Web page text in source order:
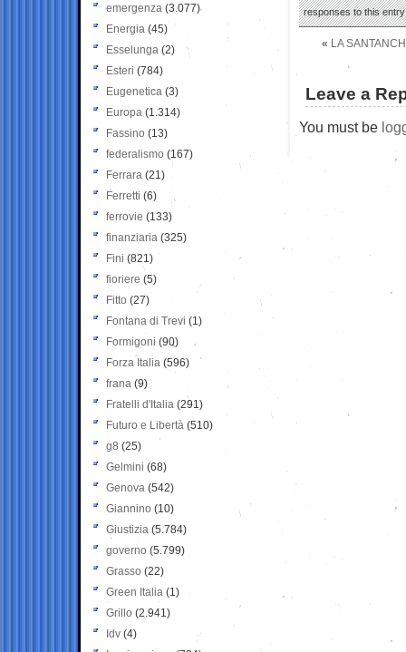
responses to this
« LA
Leave a
You must be
emergenza (3.077)
Energia (45)
Esselunga (2)
Esteri (784)
Eugenetica (3)
Europa (1.314)
Fassino (13)
federalismo (167)
Ferrara (21)
Ferretti (6)
ferrovie (133)
finanziaria (325)
Fini (821)
fioriere (5)
Fitto (27)
Fontana di Trevi (1)
Formigoni (90)
Forza Italia (596)
frana (9)
Fratelli d'Italia (291)
Futuro e Libertà (510)
g8 (25)
Gelmini (68)
Genova (542)
Giannino (10)
Giustizia (5.784)
governo (5.799)
Grasso (22)
Green Italia (1)
Grillo (2.941)
Idv (4)